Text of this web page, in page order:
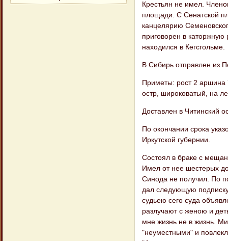
Крестьян не имел.
площади. С Сенатской
канцелярию
приговорен в
находился в Кегсгольме.
В Сибирь отправлен из
Приметы: рост 2 аршина
остр, широковатый, на
Доставлен в Читинский
По окончании срока
Иркутской губернии.
Состоял в браке с
Имел от нее шестерых
Синода не получил. По
дал следующую
судьею сего суда
разлучают с женою и
мне жизнь не в жизнь.
"неуместными" и